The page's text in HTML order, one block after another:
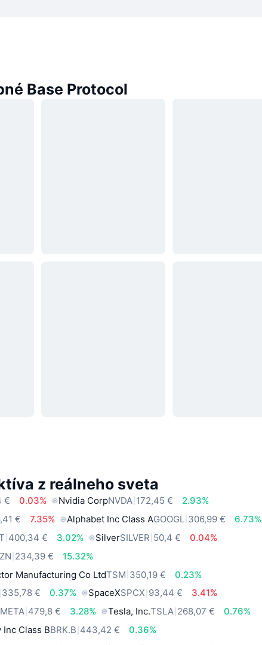
Base Protocol
z reálneho sveta
€ 0.03% Nvidia CorpNVDA 172,45 €
2.93%
€ 7.35% Alphabet Inc Class AGOOGL 306,99 €
6.73%
400,34 € 3.02% SilverSILVER 50,4 €
0.04%
234,39 €
15.32%
Manufacturing Co LtdTSM 350,19 €
0.23%
335,78 € 0.37% SpaceXSPCX 93,44 €
3.41%
META 479,8 € 3.28% Tesla, Inc.TSLA 268,07 €
0.76%
Class BBRK.B 443,42 €
0.36%